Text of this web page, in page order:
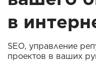
в
SEO, управление
проектов в ваших